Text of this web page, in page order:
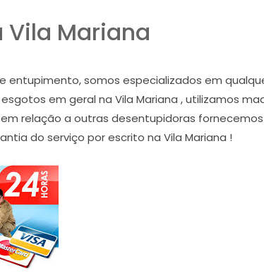
Vila Mariana
entupimento, somos especializados em
em geral na Vila Mariana , utilizamos
relação a outras desentupidoras
do serviço por escrito na Vila Mariana !